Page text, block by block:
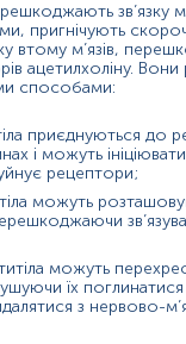
до задухи,
шиї;
голови;
ходьбі та зміна
слабкість,
яка
та
міастенією
повторно
зв’язку
пригнічують
втому м’язів,
ацетилхоліну.
способами:
приєднуються до
і можуть
рецептори;
можуть
можуть
їх
з нервово-